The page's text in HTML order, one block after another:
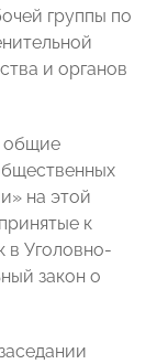
группы по
и органов
общие
на этой
к
в Уголовно-
закон о